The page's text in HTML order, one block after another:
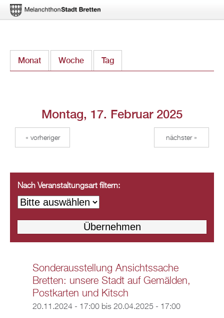
zum
Monat Woche Tag
Montag, 17. Februar 2025
« vorheriger nächster »
Nach Veranstaltungsart filtern:
Sonderausstellung Ansichtssache
Bretten: unsere Stadt auf Gemälden,
Postkarten und Kitsch
20.11.2024 - 17:00bis 20.04.2025 - 17:00